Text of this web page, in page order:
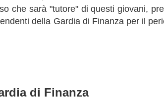
che sarà "tutore" di questi giovani,
della Gardia di Finanza per il
di Finanza